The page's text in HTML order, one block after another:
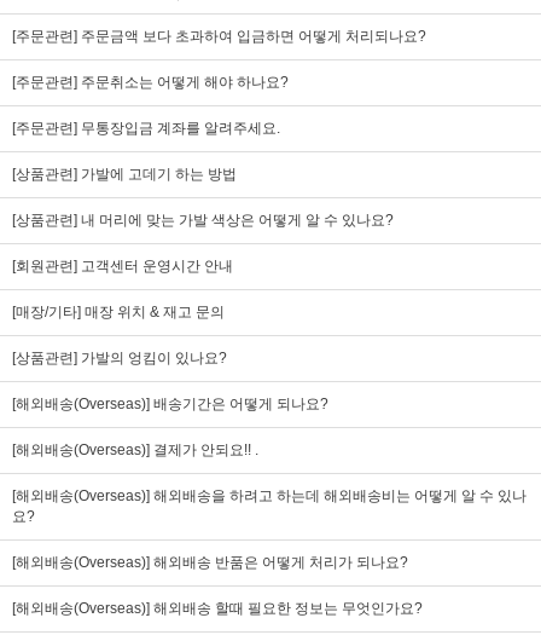
[주문관련] 주문금액 보다 초과하여 입금하면 어떻게 처리되나요?
[주문관련] 주문취소는 어떻게 해야 하나요?
[주문관련] 무통장입금 계좌를 알려주세요.
[상품관련] 가발에 고데기 하는 방법
[상품관련] 내 머리에 맞는 가발 색상은 어떻게 알 수 있나요?
[회원관련] 고객센터 운영시간 안내
[매장/기타] 매장 위치 & 재고 문의
[상품관련] 가발의 엉킴이 있나요?
[해외배송(Overseas)] 배송기간은 어떻게 되나요?
[해외배송(Overseas)] 결제가 안되요!! .
[해외배송(Overseas)] 해외배송을 하려고 하는데 해외배송비는 어떻게 알 수 있나
요?
[해외배송(Overseas)] 해외배송 반품은 어떻게 처리가 되나요?
[해외배송(Overseas)] 해외배송 할때 필요한 정보는 무엇인가요?